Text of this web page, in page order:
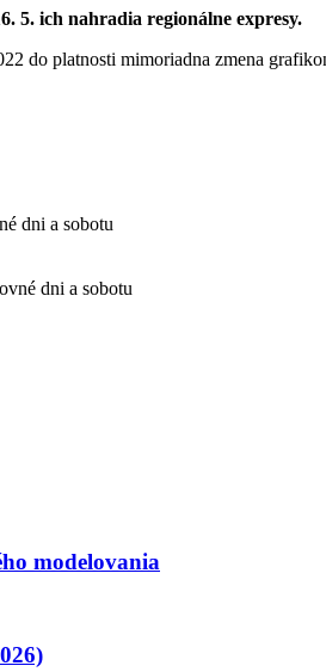
5. ich nahradia regionálne expresy.
do platnosti mimoriadna zmena
dni a sobotu
dni a sobotu
modelovania